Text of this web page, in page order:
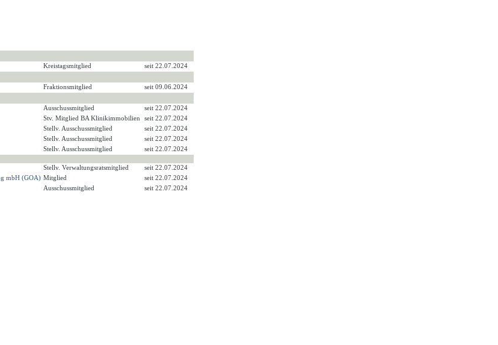
Kreistagsmitglied seit 22.07.2024
Fraktionsmitglied seit 09.06.2024
Ausschussmitglied
seit 22.07.2024
Stv. Mitglied BA Klinikimmobilien
seit 22.07.2024
Stellv. Ausschussmitglied
seit 22.07.2024
Stellv. Ausschussmitglied
seit 22.07.2024
Stellv. Ausschussmitglied seit 22.07.2024
Stellv. Verwaltungsratsmitglied
seit 22.07.2024
mbH (GOA) Mitglied
seit 22.07.2024
Ausschussmitglied seit 22.07.2024